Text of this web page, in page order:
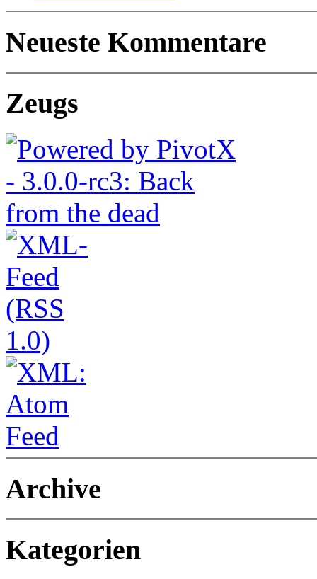
Neueste Kommentare
Zeugs
Archive
Kategorien